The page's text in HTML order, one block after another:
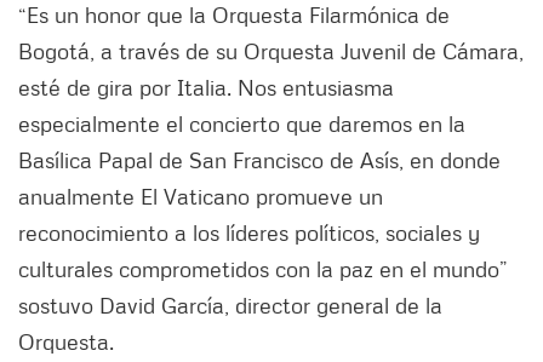
“Es un honor que la Orquesta Filarmónica de
Bogotá, a través de su Orquesta Juvenil de Cámara,
esté de gira por Italia. Nos entusiasma
especialmente el concierto que daremos en la
Basílica Papal de San Francisco de Asís, en donde
anualmente El Vaticano promueve un
reconocimiento a los líderes políticos, sociales y
culturales comprometidos con la paz en el mundo”
sostuvo David García, director general de la
Orquesta.